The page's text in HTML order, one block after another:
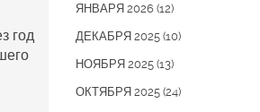
год
ЯНВАРЯ 2026 (12)
ДЕКАБРЯ 2025 (10)
НОЯБРЯ 2025 (13)
ОКТЯБРЯ 2025 (24)